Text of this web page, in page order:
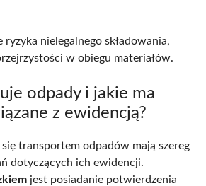
ryzyka nielegalnego składowania,
w obiegu materiałów.
odpady i jakie ma
z ewidencją?
transportem odpadów mają szereg
dotyczących ich ewidencji.
jest posiadanie potwierdzenia